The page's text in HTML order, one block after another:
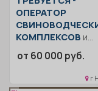
ОПЕРАТОР
КОМПЛЕКСОВ и
Уход за поголовьем;
от 60 000 руб.
г